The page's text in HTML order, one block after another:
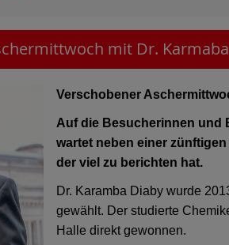
mit Dr.
Verschobener
Auf die Besucherinnen und
wartet neben einer
der viel zu berichten hat.
Dr. Karamba Diaby wurde
gewählt. Der studierte
Halle direkt gewonnen.